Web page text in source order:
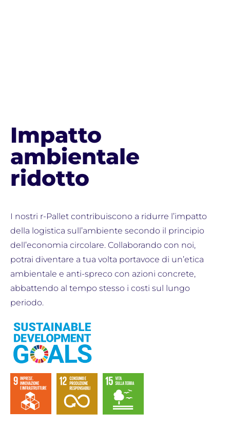
Impatto
ambientale
ridotto
I nostri r-Pallet contribuiscono a ridurre l’impatto
della logistica sull’ambiente secondo il principio
dell’economia circolare. Collaborando con noi,
potrai diventare a tua volta portavoce di un’etica
ambientale e anti-spreco con azioni concrete,
abbattendo al tempo stesso i costi sul lungo
periodo.